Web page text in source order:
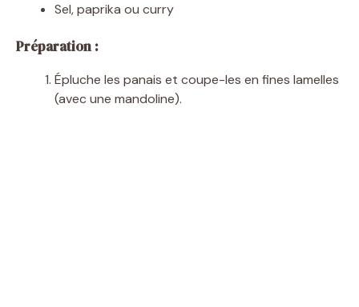
Sel, paprika ou curry
Préparation :
Épluche les panais et coupe-les en fines lamelles
(avec une mandoline).